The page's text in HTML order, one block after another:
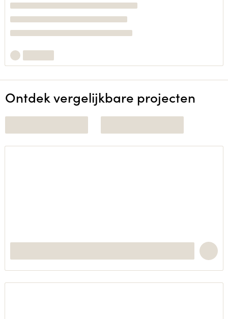
Ontdek vergelijkbare projecten